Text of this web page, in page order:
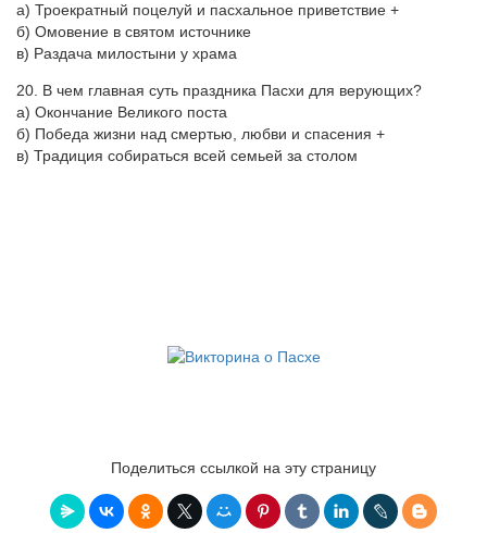
а) Троекратный поцелуй и пасхальное приветствие +
б) Омовение в святом источнике
в) Раздача милостыни у храма
20. В чем главная суть праздника Пасхи для верующих?
а) Окончание Великого поста
б) Победа жизни над смертью, любви и спасения +
в) Традиция собираться всей семьей за столом
Поделиться ссылкой на эту страницу